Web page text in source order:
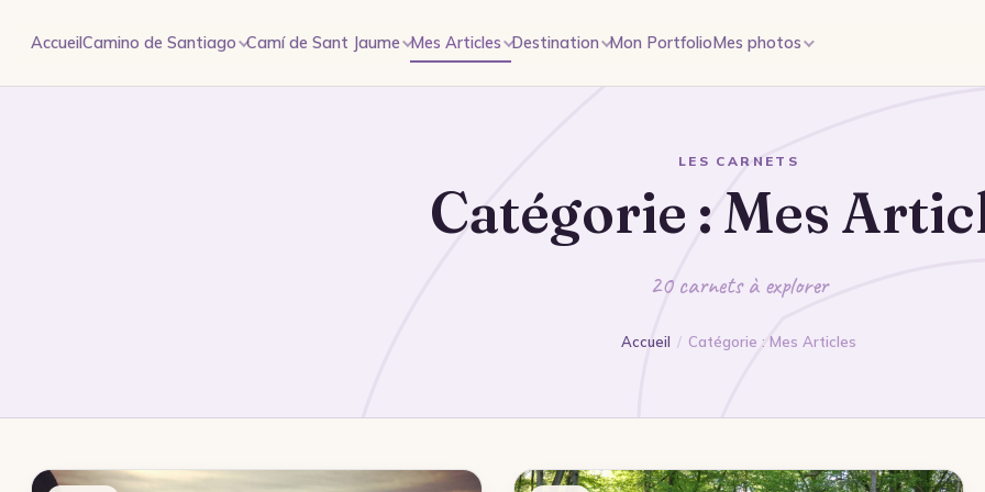
AccueilCamino de Santiago Camí de Sant Jaume Mes Articles Destination Mon PortfolioMes photos
LES CARNETS
Catégorie : Mes
20 carnets à explorer
Accueil / Catégorie : Mes Articles